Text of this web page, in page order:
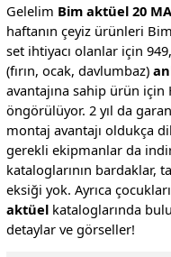
Gelelim Bim aktüel 20
haftanın çeyiz ürünleri
set ihtiyacı olanlar için
(fırın, ocak, davlumbaz)
avantajına sahip ürün için
öngörülüyor. 2 yıl da
montaj avantajı oldukça
gerekli ekipmanlar da
kataloglarının bardaklar,
eksiği yok. Ayrıca
aktüelkataloglarında
detaylar ve görseller!